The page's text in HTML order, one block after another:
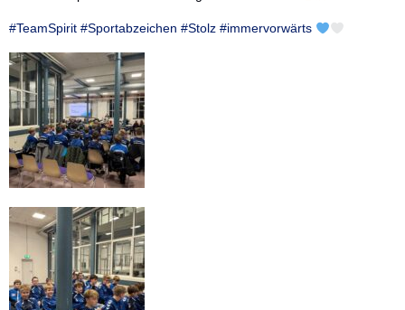
#TeamSpirit #Sportabzeichen #Stolz #immervorwärts